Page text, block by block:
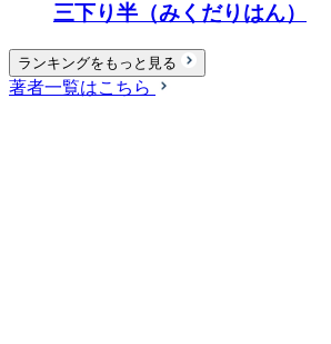
三下り半（みくだりはん）
ランキングをもっと見る
著者一覧はこちら